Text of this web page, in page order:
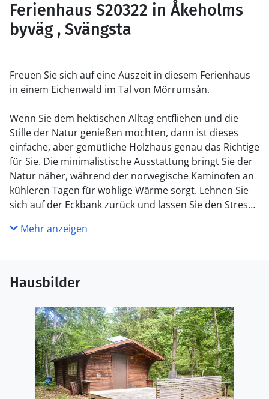
Ferienhaus S20322 in Åkeholms
byväg , Svängsta
Freuen Sie sich auf eine Auszeit in diesem Ferienhaus
in einem Eichenwald im Tal von Mörrumsån.
Wenn Sie dem hektischen Alltag entfliehen und die
Stille der Natur genießen möchten, dann ist dieses
einfache, aber gemütliche Holzhaus genau das Richtige
für Sie. Die minimalistische Ausstattung bringt Sie der
Natur näher, während der norwegische Kaminofen an
kühleren Tagen für wohlige Wärme sorgt. Lehnen Sie
sich auf der Eckbank zurück und lassen Sie den Stress
Stunden verbringen und dem Gesang der Vögel
Nutzen Sie die Nähe zum Fluss Mörrumsån, der nur
einen kurzen Spaziergang entfernt liegt. Ob Sie
schwimmen, angeln oder einfach nur die Aussicht
genießen möchten, hier finden Sie eine wunderbare
Kulisse. Ein überdachter Grillplatz mit
Sitzmöglichkeiten lädt dazu ein, gemeinsame
Mahlzeiten im Freien zu genießen.
Entdecken Sie die Umgebung bei einer Wanderung
Mehr anzeigen
Hausbilder